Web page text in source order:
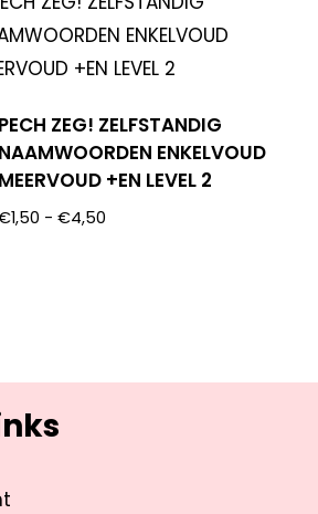
PECH ZEG! ZELFSTANDIG
NAAMWOORDEN ENKELVOUD
MEERVOUD +EN LEVEL 2
1,50 - €4,50